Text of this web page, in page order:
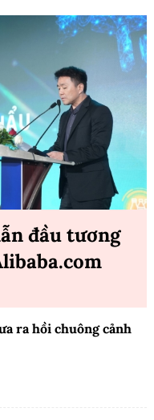
đầu tương
ra hồi chuông cảnh